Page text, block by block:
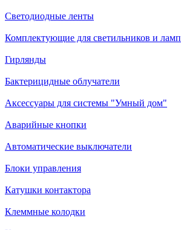
Светодиодные ленты
Комплектующие для светильников и ламп
Гирлянды
Бактерицидные облучатели
Аксессуары для системы "Умный дом"
Аварийные кнопки
Автоматические выключатели
Блоки управления
Катушки контактора
Клеммные колодки